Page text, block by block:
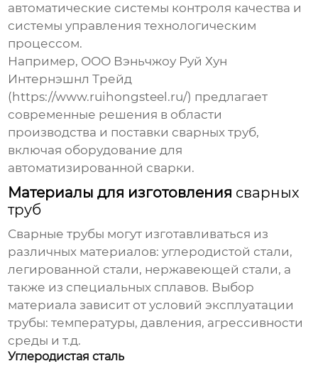
автоматические системы контроля качества и
системы управления технологическим
процессом.
Например, ООО Вэньчжоу Руй Хун
Интернэшнл Трейд
(https://www.ruihongsteel.ru/) предлагает
современные решения в области
производства и поставки сварных труб,
включая оборудование для
автоматизированной сварки.
Материалы для изготовления сварных
труб
Сварные трубы могут изготавливаться из
различных материалов: углеродистой стали,
легированной стали, нержавеющей стали, а
также из специальных сплавов. Выбор
материала зависит от условий эксплуатации
трубы: температуры, давления, агрессивности
среды и т.д.
Углеродистая сталь